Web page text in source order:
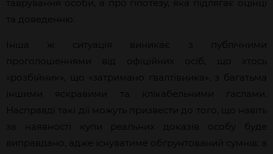
таврування особи, а про гіпотезу, яка підлягає оцінці
та доведенню.
Інша ж ситуація виникає з публічними
проголошеннями від офіційних осіб, що хтось
«розбійник», що «затримано ґвалтівника», з багатьма
іншими яскравими та клікабельними гаслами.
Насправді такі дії можуть призвести до того, що навіть
за наявності купи реальних доказів особу буде
виправдано, адже існуватиме обґрунтований сумнів: а